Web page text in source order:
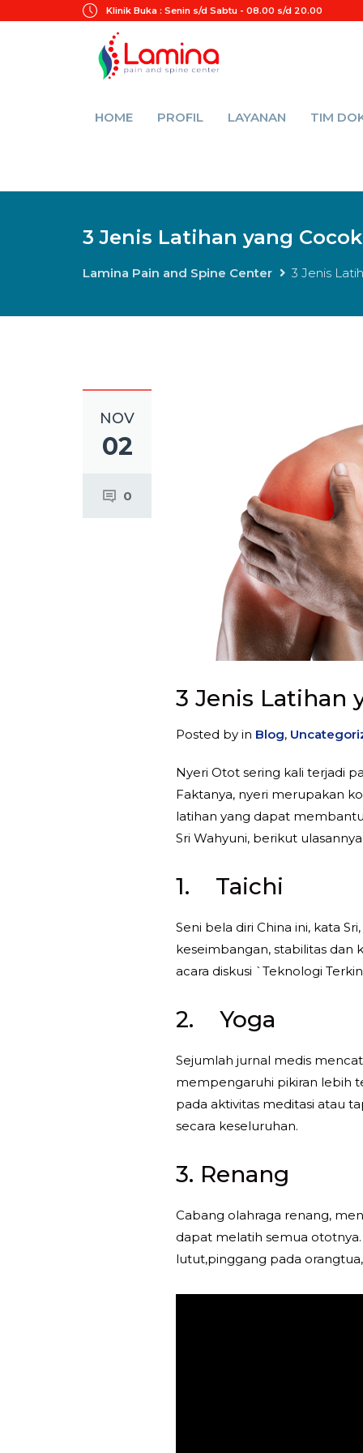
Klinik Buka : Senin s/d Sabtu - 08.00 s/d 20.00
HOME PROFIL LAYANAN TIM
3 Jenis Latihan yang
Lamina Pain and Spine Center 3 Jenis
NOV
02
0
3 Jenis Latihan
Posted by in Blog,
Nyeri Otot sering kali terjadi
Faktanya, nyeri merupakan
latihan yang dapat
Sri Wahyuni, berikut
1. Taichi
‎Seni bela diri China ini, kata
keseimbangan, stabilitas dan
acara diskusi `Teknologi
2. Yoga
‎Sejumlah jurnal medis
mempengaruhi pikiran lebih
pada aktivitas meditasi atau
secara keseluruhan.
‎3. Renang
Cabang olahraga renang,
dapat melatih semua
lutut,pinggang pada